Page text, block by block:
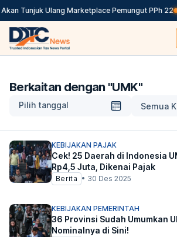
Tunjuk Ulang Marketplace Pemungut PPh 22
Berkaitan dengan "UMK"
Pilih tanggal Semua
KEBIJAKAN PAJAK
Cek! 25 Daerah di Indonesia
Rp4,5 Juta, Dikenai Pajak
Berita • 30 Des 2025
KEBIJAKAN PEMERINTAH
36 Provinsi Sudah Umumkan
Nominalnya di Sini!